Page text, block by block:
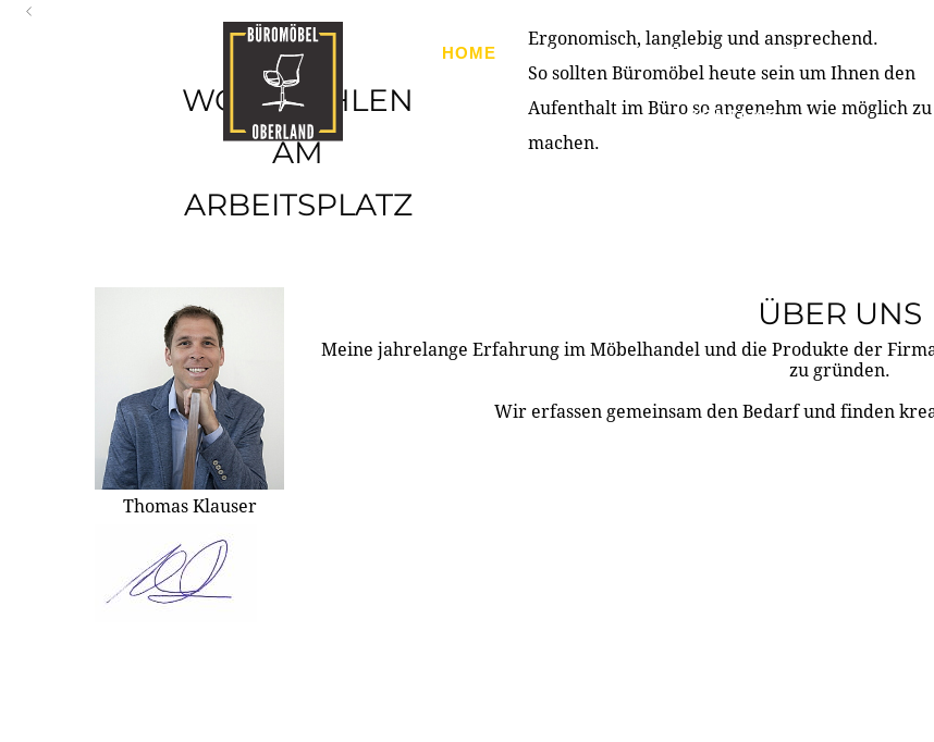
HOME PRODUKTE ÜBER UNS PARTNER &
KONTAKT
WOHLFÜHLEN
AM
ARBEITSPLATZ
Ergonomisch, langlebig und ansprechend.
So sollten Büromöbel heute sein um Ihnen den
Aufenthalt im Büro so angenehm wie möglich zu
machen.
Thomas Klauser
ÜBER UNS
Meine jahrelange Erfahrung im Möbelhandel und die Produkte der
zu gründen.
Wir erfassen gemeinsam den Bedarf und finden